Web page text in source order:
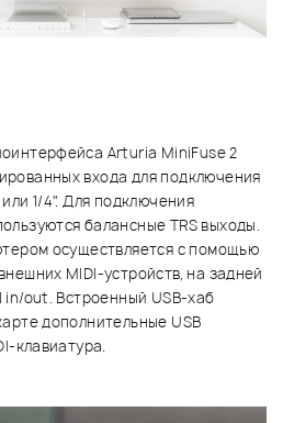
Arturia MiniFuse 2
входа для подключения
1/4". Для подключения
балансные TRS выходы.
осуществляется с помощью
MIDI-устройств, на задней
out. Встроенный USB-хаб
дополнительные USB
клавиатура.